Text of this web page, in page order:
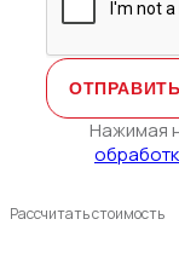
Нажимая
Рассчитать стоимость